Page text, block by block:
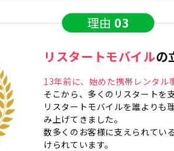
理由 03
リスタートモバイルの
13年前に、始めた携帯レンタル
そこから、多くのリスタートを
リスタートモバイルを誰よりも
み上げてきました。
数多くのお客様に支えられてい
けられています。